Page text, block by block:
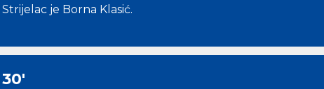
Strijelac je Borna Klasić.
30'